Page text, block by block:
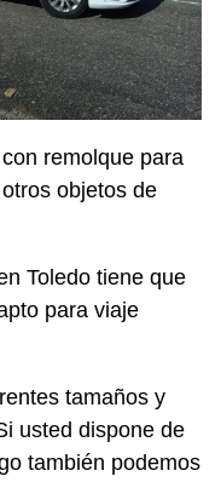
remolque para
objetos de
Toledo tiene que
para viaje
tamaños y
usted dispone de
también podemos